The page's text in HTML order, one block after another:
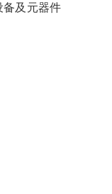
备及元器件